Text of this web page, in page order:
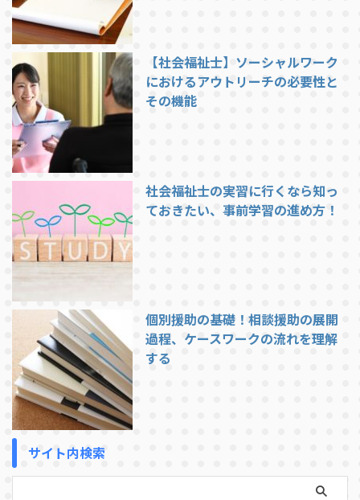
【社会福祉士】ソーシャルワーク
におけるアウトリーチの必要性と
その機能
社会福祉士の実習に行くなら知っ
ておきたい、事前学習の進め方！
個別援助の基礎！相談援助の展開
過程、ケースワークの流れを理解
する
サイト内検索